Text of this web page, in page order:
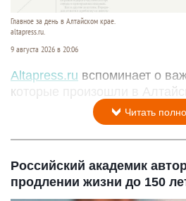
Главное за день в Алтайском крае.
altapress.ru.
9 августа 2026 в 20:06
Altapress.ru вспоминает о
которые произошли в
Читать
Российский академик
продлении жизни до 150